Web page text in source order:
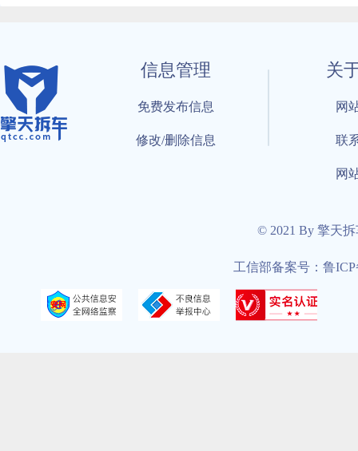
信息管理
免费发布信息
修改/删除信息
关
网
联
网
© 2021 By 擎天
工信部备案号：鲁